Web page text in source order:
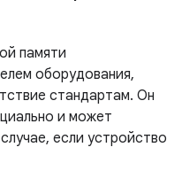
памяти
оборудования,
стандартам. Он
и может
если устройство